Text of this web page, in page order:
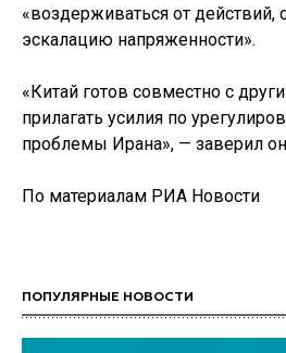
«воздерживаться от действий,
эскалацию напряженности».
«Китай готов совместно с
прилагать усилия по
проблемы Ирана», — заверил
По материалам РИА Новости
ПОПУЛЯРНЫЕ НОВОСТИ